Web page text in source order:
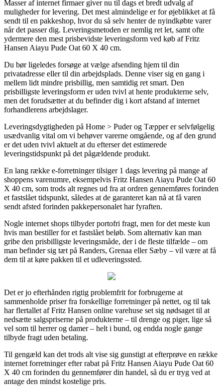
Masser af internet firmaer giver nu til dags et bredt udvalg af
muligheder for levering. Det mest almindelige er for øjeblikket at få
sendt til en pakkeshop, hvor du så selv henter de nyindkøbte varer
når det passer dig. Leveringsmetoden er nemlig ret let, samt ofte
ydermere den mest prisbevidste leveringsform ved køb af Fritz
Hansen Aiayu Pude Oat 60 X 40 cm.
Du bør ligeledes forsøge at vælge afsending hjem til din
privatadresse eller til din arbejdsplads. Denne viser sig en gang i
mellem lidt mindre prisbillig, men samtidig ret smart. Den
prisbilligste leveringsform er uden tvivl at hente produkterne selv,
men det forudsætter at du befinder dig i kort afstand af internet
forhandlerens arbejdslager.
Leveringsdygtigheden på Home > Puder og Tæpper er selvfølgelig
usædvanlig vital om vi behøver varerne omgående, og af den grund
er det uden tvivl aktuelt at du efterser det estimerede
leveringstidspunkt på det pågældende produkt.
En lang række e-forretninger tilsiger 1 dags levering på mange af
shoppens varenumre, eksempelvis Fritz Hansen Aiayu Pude Oat 60
X 40 cm, som trods alt regnes ud fra at ordren gennemføres forinden
et fastslået tidspunkt, således at de garanteret kan nå at få varen
sendt afsted forinden pakkepersonalet har fyraften.
Nogle internet shops tilbyder portofri fragt, men for det meste kun
hvis man bestiller for et fastslået beløb. Som alternativ kan man
gribe den prisbilligste leveringsmåde, der i de fleste tilfælde – om
man befinder sig tæt på Randers, Grenaa eller Sæby – vil være at få
dem til at køre pakken til et udleveringssted.
Det er jo efterhånden rigtig problemfrit for forbrugerne at
sammenholde priser fra forskellige forretninger på nettet, og til tak
har flertallet af Fritz Hansen online varehuse set sig nødsaget til at
nedsætte salgspriserne på produkterne – til drenge og piger, lige så
vel som til herrer og damer – helt i bund, og endda nogle gange
tilbyde fragt uden betaling.
Til gengæld kan det trods alt vise sig gunstigt at efterprøve en række
internet forretninger efter rabat på Fritz Hansen Aiayu Pude Oat 60
X 40 cm forinden du gennemfører din handel, så du er tryg ved at
antage den mindst kostelige pris.